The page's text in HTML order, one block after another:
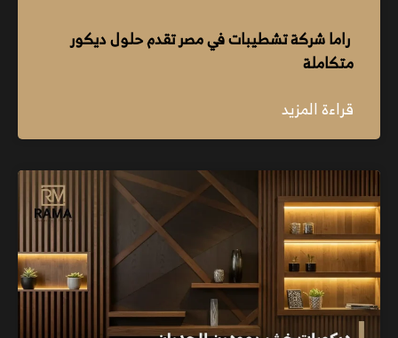
راما شركة تشطيبات في مصر تقدم حلول ديكور
متكاملة
قراءة المزيد